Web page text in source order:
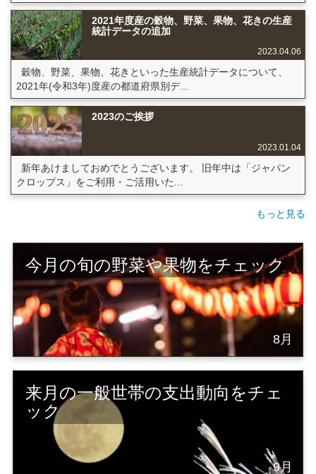
2021年度産の穀物、野菜、果物、花きの生産
統計データの追加
2023.04.06
穀物、野菜、果物、花きといった生産統計データについて、
2021年(令和3年)度産の都道府県別デ...
2023のご挨拶
2023.01.04
新年あけましておめでとうございます。 旧年中は「ジャパン
クロップス」をご利用・ご活用いた...
もっと見る
今月の旬の野菜や果物をチェック
8月
来月の一般世帯の支出動向をチェ
ック
9月